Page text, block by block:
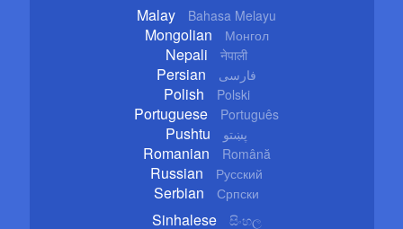
Malay Bahasa Melayu
Mongolian Монгол
Nepali नेपाली
Persian فارسی
Polish Polski
Portuguese Português
Pushtu پښتو
Romanian Română
Russian Русский
Serbian Српски
Sinhalese සිංහල